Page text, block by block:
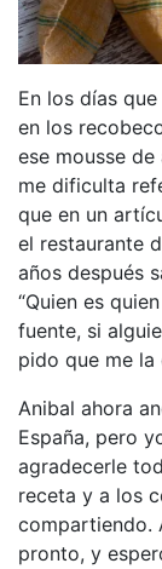
En los días
en los
ese mousse
me dificulta
que en un
el restaurante
años después
“Quien es
fuente, si
pido que me la
Anibal ahora
España, pero
agradecerle
receta y a los
compartiendo.
pronto, y